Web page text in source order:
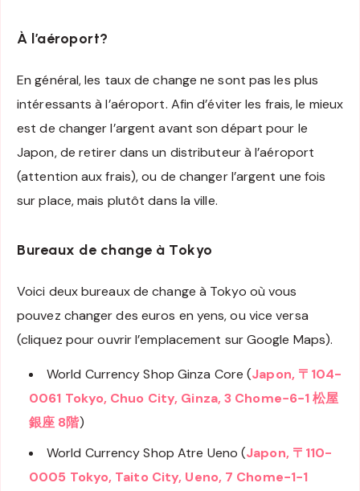
À l’aéroport?
En général, les taux de change ne sont pas les plus
intéressants à l’aéroport. Afin d’éviter les frais, le mieux
est de changer l’argent avant son départ pour le
Japon, de retirer dans un distributeur à l’aéroport
(attention aux frais), ou de changer l’argent une fois
sur place, mais plutôt dans la ville.
Bureaux de change à Tokyo
Voici deux bureaux de change à Tokyo où vous
pouvez changer des euros en yens, ou vice versa
(cliquez pour ouvrir l’emplacement sur Google Maps).
World Currency Shop Ginza Core (Japon, 〒104-
0061 Tokyo, Chuo City, Ginza, 3 Chome−6−1 松屋
銀座 8階)
World Currency Shop Atre Ueno (Japon, 〒110-
0005 Tokyo, Taito City, Ueno, 7 Chome−1−1